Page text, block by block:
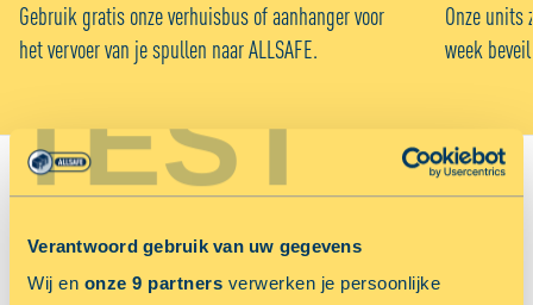
TEST
Verantwoord gebruik van uw gegevens
Wij en onze 9 partners verwerken je persoonlijke
Gebruik gratis onze verhuisbus of aanhanger voor
het vervoer van je spullen naar ALLSAFE.
Onze units
week
VIND JOUW VESTIGING: